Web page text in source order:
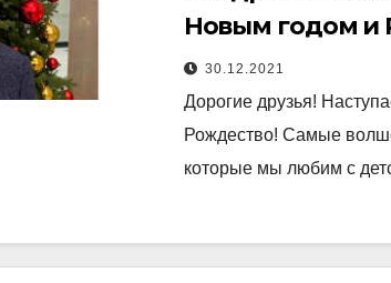
Новым годом и
30.12.2021
Дорогие друзья!
Рождество! Самые
которые мы любим с